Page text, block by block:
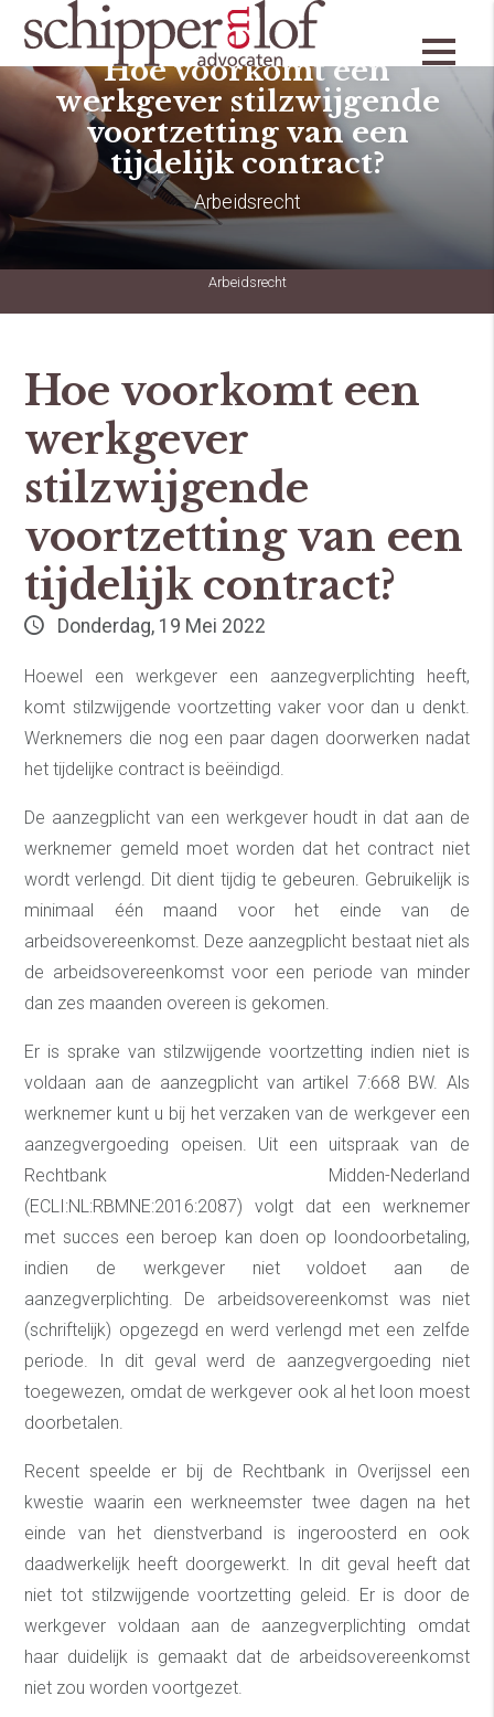
Hoe voorkomt een
werkgever stilzwijgende
voortzetting van een
tijdelijk contract?
Arbeidsrecht
Arbeidsrecht
Hoe voorkomt een
werkgever
stilzwijgende
voortzetting van een
tijdelijk contract?
Donderdag, 19 Mei 2022
Hoewel een werkgever een aanzegverplichting heeft,
komt stilzwijgende voortzetting vaker voor dan u denkt.
Werknemers die nog een paar dagen doorwerken nadat
het tijdelijke contract is beëindigd.
De aanzegplicht van een werkgever houdt in dat aan de
werknemer gemeld moet worden dat het contract niet
wordt verlengd. Dit dient tijdig te gebeuren. Gebruikelijk is
minimaal één maand voor het einde van de
arbeidsovereenkomst. Deze aanzegplicht bestaat niet als
de arbeidsovereenkomst voor een periode van minder
dan zes maanden overeen is gekomen.
Er is sprake van stilzwijgende voortzetting indien niet is
voldaan aan de aanzegplicht van artikel 7:668 BW. Als
werknemer kunt u bij het verzaken van de werkgever een
aanzegvergoeding opeisen. Uit een uitspraak van de
Rechtbank Midden-Nederland
(ECLI:NL:RBMNE:2016:2087) volgt dat een werknemer
met succes een beroep kan doen op loondoorbetaling,
indien de werkgever niet voldoet aan de
aanzegverplichting. De arbeidsovereenkomst was niet
(schriftelijk) opgezegd en werd verlengd met een zelfde
periode. In dit geval werd de aanzegvergoeding niet
toegewezen, omdat de werkgever ook al het loon moest
doorbetalen.
Recent speelde er bij de Rechtbank in Overijssel een
kwestie waarin een werkneemster twee dagen na het
einde van het dienstverband is ingeroosterd en ook
daadwerkelijk heeft doorgewerkt. In dit geval heeft dat
niet tot stilzwijgende voortzetting geleid. Er is door de
werkgever voldaan aan de aanzegverplichting omdat
haar duidelijk is gemaakt dat de arbeidsovereenkomst
niet zou worden voortgezet.